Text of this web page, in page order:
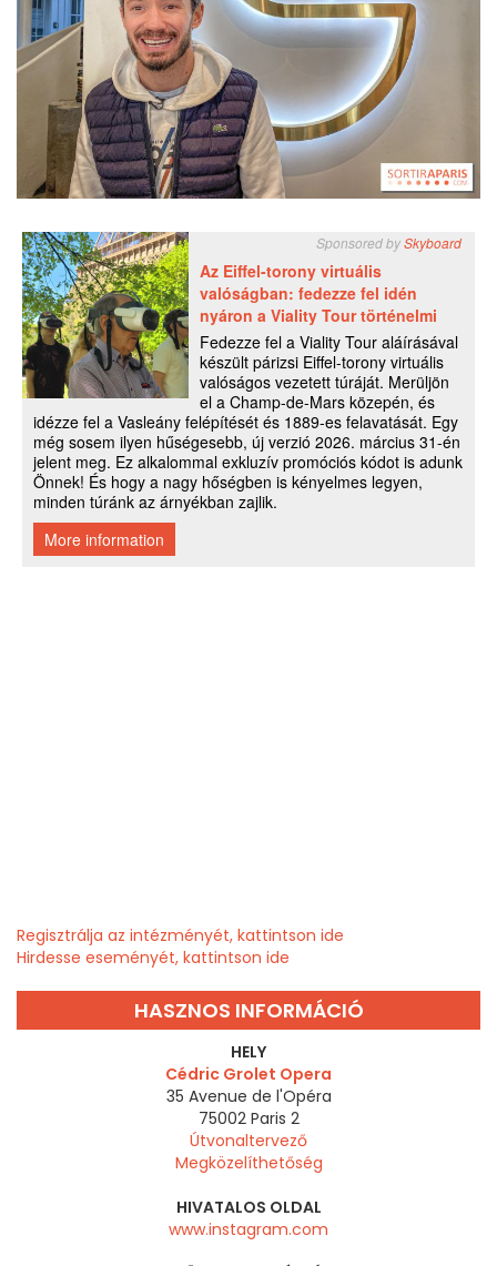
Regisztrálja az intézményét, kattintson ide
Hirdesse eseményét, kattintson ide
HASZNOS INFORMÁCIÓ
HELY
Cédric Grolet Opera
35 Avenue de l'Opéra
75002 Paris 2
Útvonaltervező
Megközelíthetőség
HIVATALOS OLDAL
www.instagram.com